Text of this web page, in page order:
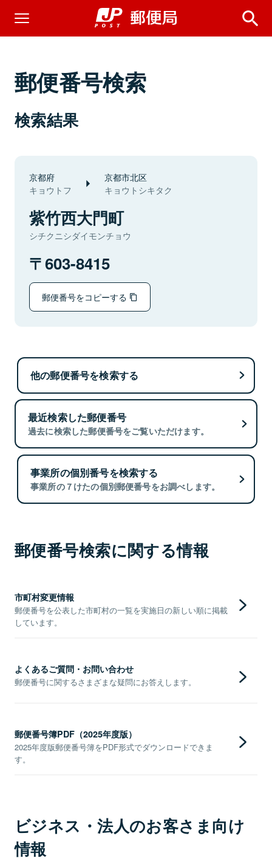
郵便番号検索
検索結果
京都府
キョウトフ
京都市北区
キョウトシキタク
紫竹西大門町
シチクニシダイモンチョウ
603-8415
郵便番号をコピーする
他の郵便番号を検索する
最近検索した郵便番号
過去に検索した郵便番号をご覧いただけます。
事業所の個別番号を検索する
事業所の７けたの個別郵便番号をお調べします。
郵便番号検索に関する情報
市町村変更情報
郵便番号を公表した市町村の一覧を実施日の新しい順に掲載
しています。
よくあるご質問・お問い合わせ
郵便番号に関するさまざまな疑問にお答えします。
郵便番号簿PDF（2025年度版）
2025年度版郵便番号簿をPDF形式でダウンロードできま
す。
ビジネス・法人のお客さま向け
情報